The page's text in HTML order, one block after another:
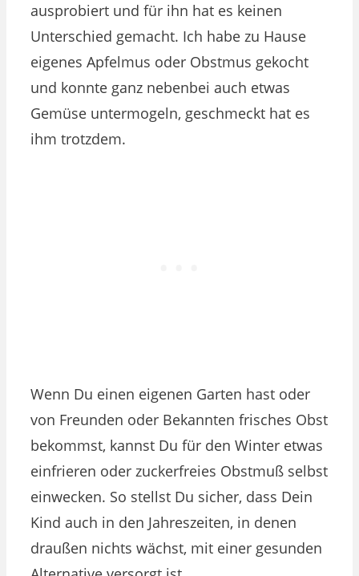
ausprobiert und für ihn hat es keinen
Unterschied gemacht. Ich habe zu Hause
eigenes Apfelmus oder Obstmus gekocht
und konnte ganz nebenbei auch etwas
Gemüse untermogeln, geschmeckt hat es
ihm trotzdem.
Wenn Du einen eigenen Garten hast oder
von Freunden oder Bekannten frisches Obst
bekommst, kannst Du für den Winter etwas
einfrieren oder zuckerfreies Obstmuß selbst
einwecken. So stellst Du sicher, dass Dein
Kind auch in den Jahreszeiten, in denen
draußen nichts wächst, mit einer gesunden